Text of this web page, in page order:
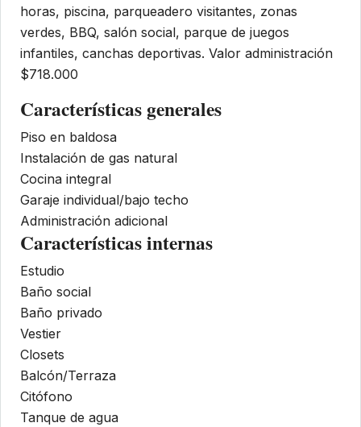
horas, piscina, parqueadero visitantes, zonas
verdes, BBQ, salón social, parque de juegos
infantiles, canchas deportivas. Valor administración
$718.000
Características generales
Piso en baldosa
Instalación de gas natural
Cocina integral
Garaje individual/bajo techo
Administración adicional
Características internas
Estudio
Baño social
Baño privado
Vestier
Closets
Balcón/Terraza
Citófono
Tanque de agua